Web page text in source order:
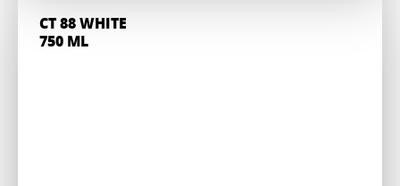
CT 88 WHITE
750 ML